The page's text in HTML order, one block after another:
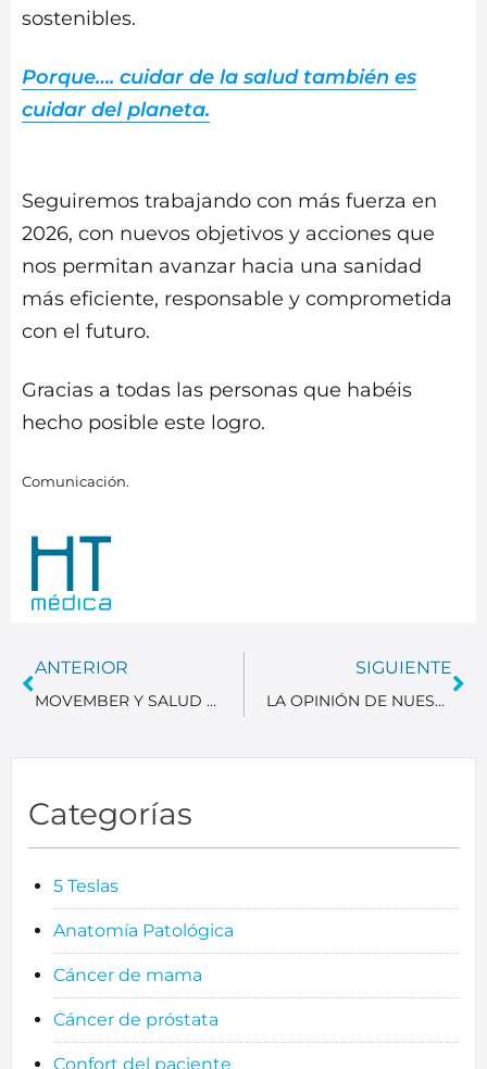
sostenibles.
Porque…. cuidar de la salud también es
cuidar del planeta.
Seguiremos trabajando con más fuerza en
2026, con nuevos objetivos y acciones que
nos permitan avanzar hacia una sanidad
más eficiente, responsable y comprometida
con el futuro.
Gracias a todas las personas que habéis
hecho posible este logro.
Comunicación.
ANTERIOR
MOVEMBER Y SALUD MASCULINA: POR QUÉ LA DETECCIÓN PRECOZ DEL CÁNCER DE PRÓSTATA DEBE CONTINUAR TODO EL AÑO.
SIGUIENTE
LA OPINIÓN DE NUESTROS PACIENTES EN 2025. Resultados del análisis de satisfacción y compromiso con la mejora continua.
Categorías
5 Teslas
Anatomía Patológica
Cáncer de mama
Cáncer de próstata
Confort del paciente